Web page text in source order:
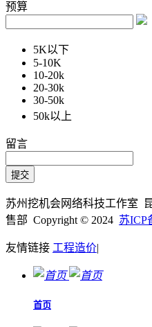
预算
5K以下
5-10K
10-20k
20-30k
30-50k
50k以上
留言
苏州挖机会网络科技工作室
售部 Copyright © 2024 苏ICP
友情链接 工程造价|
首页